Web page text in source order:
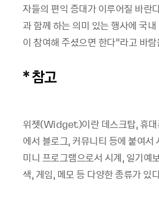
자들의 편익 증대가 이루어질 바란
과 함께 하는 의미 있는 행사에 국
이 참여해 주셨으면 한다”라고 바
* 참고
위젯(Widget)이란 데스크탑, 휴대
에서 블로그, 커뮤니티 등에 붙여서
미니 프로그램으로서 시계, 일기예
색, 게임, 메모 등 다양한 종류가 있